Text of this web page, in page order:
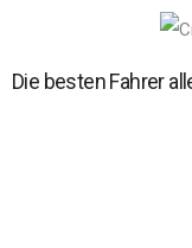
Die besten Fahrer